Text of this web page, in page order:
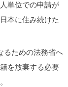
単位での申請が
本に住み続けた
るための法務省へ
を放棄する必要